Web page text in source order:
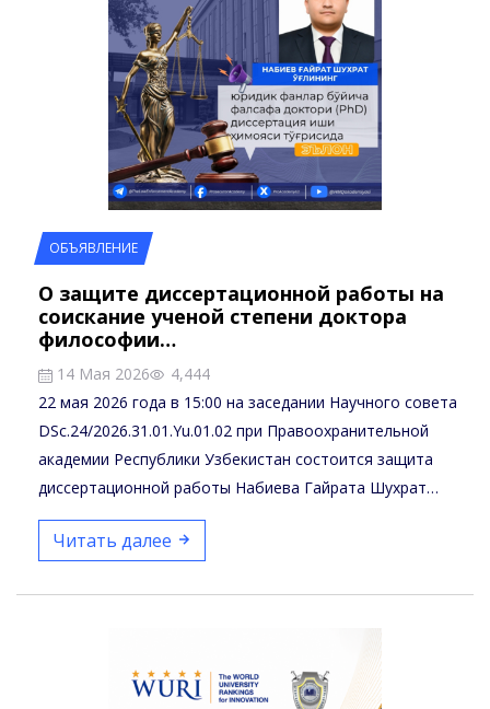
ОБЪЯВЛЕНИЕ
О защите диссертационной работы на
соискание ученой степени доктора
философии…
14 Мая 2026
4,444
22 мая 2026 года в 15:00 на заседании Научного совета
DSc.24/2026.31.01.Yu.01.02 при Правоохранительной
академии Республики Узбекистан состоится защита
диссертационной работы Набиева Гайрата Шухрат…
Читать далее